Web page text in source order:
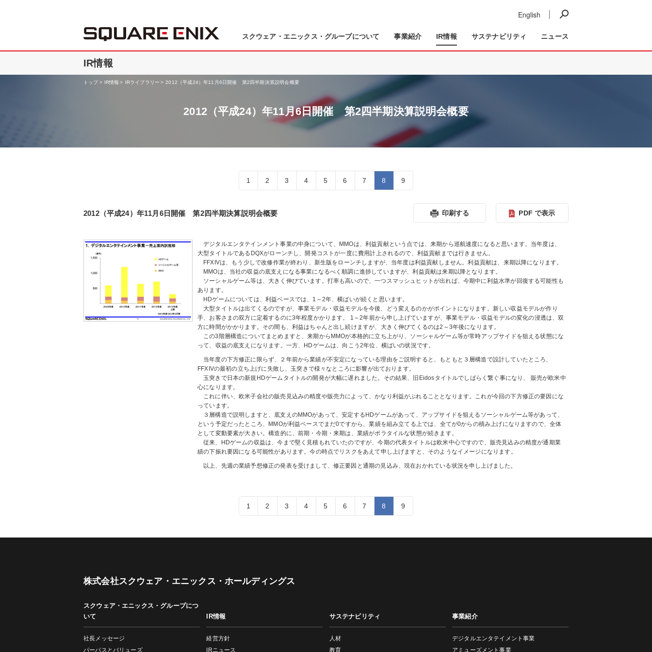
English
IR情報 事業紹介
スクウェア・エニックス・グループについて 事業紹介 IR情報 サステナビリティ ニュース
IR情報
トップ IR情報 IRライブラリー 2012（平成24）年11月6日開催 第2四半期決算説明会概要
2012（平成24）年11月6日開催 第2四半期決算説明会概要
1 2 3 4 5 6 7 8 9
2012（平成24）年11月6日開催 第2四半期決算説明会概要 印刷する PDF で表⽰
デジタルエンタテインメント事業の中身について、MMOは、利益貢献という点では、来期から巡航速度になると思います。当年度は、
大型タイトルであるDQXがローンチし、開発コストが一度に費用計上されるので、利益貢献までは行きません。
FFXIVは、もう少しで改修作業が終わり、新生版をローンチしますが、当年度は利益貢献しません。利益貢献は、来期以降になります。
MMOは、当社の収益の底支えになる事業になるべく順調に進捗していますが、利益貢献は来期以降となります。
ソーシャルゲーム等は、大きく伸びています。打率も高いので、一つスマッシュヒットが出れば、今期中に利益水準が回復する可能性も
あります。
HDゲームについては、利益ベースでは、1～2年、横ばいが続くと思います。
大型タイトルは出てくるのですが、事業モデル・収益モデルを今後、どう変えるのかがポイントになります。新しい収益モデルが作り
手、お客さまの双方に定着するのに3年程度かかります。 1～2年前から申し上げていますが、事業モデル・収益モデルの変化の浸透は、双
方に時間がかかります。その間も、利益はちゃんと出し続けますが、大きく伸びてくるのは2～3年後になります。
この3階層構造についてまとめますと、来期からMMOが本格的に立ち上がり、ソーシャルゲーム等が常時アップサイドを狙える状態にな
って、収益の底支えになります。一方、HDゲームは、向こう2年位、横ばいの状況です。
当年度の下方修正に限らず、２年前から業績が不安定になっている理由をご説明すると、もともと３層構造で設計していたところ、
FFXIVの最初の立ち上げに失敗し、玉突きで様々なところに影響が出ております。
玉突きで日本の新規HDゲームタイトルの開発が大幅に遅れました。その結果、旧Eidosタイトルでしばらく繋ぐ事になり、 販売が欧米中
心になります。
これに伴い、欧米子会社の販売見込みの精度や販売力によって、かなり利益がぶれることとなります。これが今回の下方修正の要因にな
っています。
３層構造で説明しますと、底支えのMMOがあって、安定するHDゲームがあって、アップサイドを狙えるソーシャルゲーム等があって、
という予定だったところ、MMOが利益ベースでまだ0ですから、業績を組み立てる上では、全てが0からの積み上げになりますので、全体
として変動要素が大きい。構造的に、前期・今期・来期は、業績がボラタイルな状態が続きます。
従来、HDゲームの収益は、今まで堅く見積もれていたのですが、今期の代表タイトルは欧米中心ですので、販売見込みの精度が通期業
績の下振れ要因になる可能性があります。今の時点でリスクをあえて申し上げますと、そのようなイメージになります。
以上、先週の業績予想修正の発表を受けまして、修正要因と通期の見込み、現在おかれている状況を申し上げました。
1 2 3 4 5 6 7 8 9
株式会社スクウェア・エニックス・ホールディングス
スクウェア・エニックス・グループにつ
いて
社長メッセージ
パーパスとバリューズ
IR情報
経営方針
IRニュース
サステナビリティ
人材
教育
事業紹介
デジタルエンタテイメント事業
アミューズメント事業